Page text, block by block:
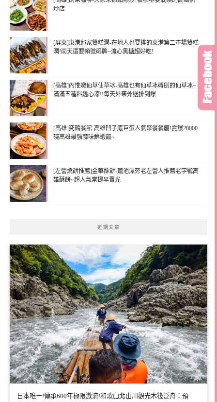
炒店
[屏東]東港邱家雙糕潤-在地人也要排的東港第二市場雙糕
潤!雨天還要領號碼牌~流心黑糖超好吃!
[高雄]內惟嫩仙草仙草冰-高雄也有仙草冰磚刨的仙草冰~
滿滿五種料透心涼!!每天外帶外送排到爆
[高雄]究鶴餐館-高雄凹子底巨蛋人氣聚餐餐廳!賣爆20000
碗高雄最強蒜味鮮蝦飯~
[左營燒餅推薦]金華酥餅-蓮池潭旁老左營人推薦老字號高
雄酥餅~超人氣常提早賣光
近期文章
日本唯一!傳承600年極限激流!和歌山北山川觀光木筏泛舟：預